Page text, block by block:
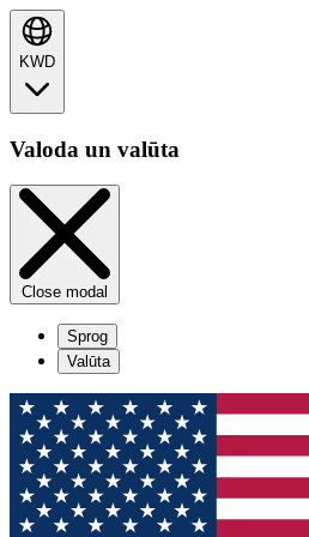
KWD
Valoda un valūta
Close modal
Sprog
Valūta